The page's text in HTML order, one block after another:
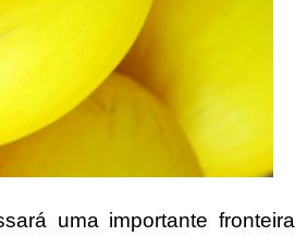
uma importante fronteira